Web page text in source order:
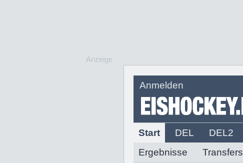
Anmelden
Start DEL DEL2
Ergebnisse
Transfers
Anzeige